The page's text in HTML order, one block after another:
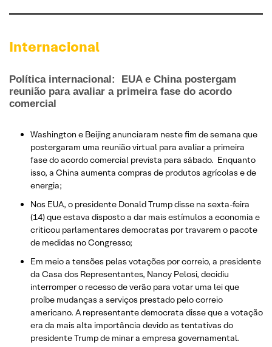
Internacional
Política internacional:
EUA e China postergam
reunião para avaliar a primeira fase do acordo
comercial
Washington e Beijing anunciaram neste fim de semana que
postergaram uma reunião virtual para avaliar a primeira
fase do acordo comercial prevista para sábado. Enquanto
isso, a China aumenta compras de produtos agrícolas e de
energia;
Nos EUA, o presidente Donald Trump disse na sexta-feira
(14) que estava disposto a dar mais estímulos a economia e
criticou parlamentares democratas por travarem o pacote
de medidas no Congresso;
Em meio a tensões pelas votações por correio, a presidente
da Casa dos Representantes, Nancy Pelosi, decidiu
interromper o recesso de verão para votar uma lei que
proíbe mudanças a serviços prestado pelo correio
americano. A representante democrata disse que a votação
era da mais alta importância devido as tentativas do
presidente Trump de minar a empresa governamental.